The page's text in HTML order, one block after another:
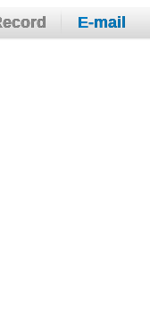
E-mail